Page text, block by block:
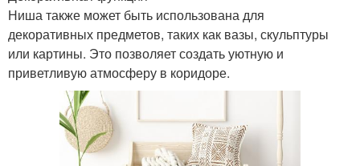
Ниша также может быть использована для
декоративных предметов, таких как вазы, скульптуры
или картины. Это позволяет создать уютную и
приветливую атмосферу в коридоре.